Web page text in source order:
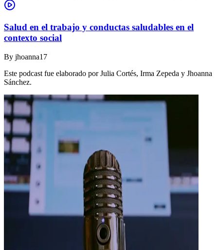
Salud en el trabajo y conductas saludables en el
contexto social
By jhoanna17
Este podcast fue elaborado por Julia Cortés, Irma Zepeda y Jhoanna
Sánchez.